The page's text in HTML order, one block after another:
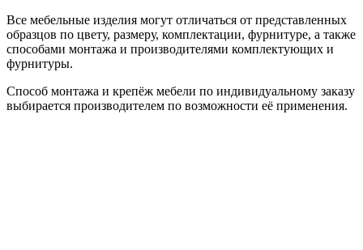
Все мебельные изделия могут отличаться от представленных
образцов по цвету, размеру, комплектации, фурнитуре, а также
способами монтажа и производителями комплектующих и
фурнитуры.
Способ монтажа и крепёж мебели по индивидуальному заказу
выбирается производителем по возможности её применения.